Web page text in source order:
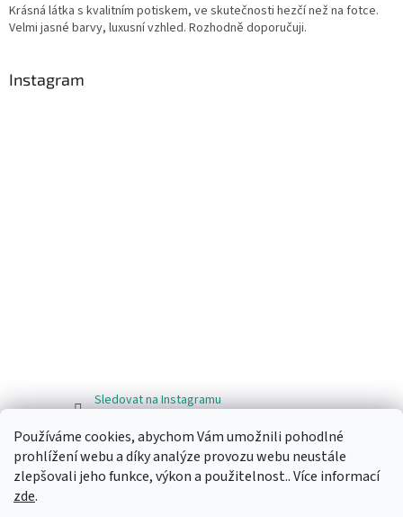
Používáme cookies, abychom Vám umožnili pohodlné
prohlížení webu a díky analýze provozu webu neustále
zlepšovali jeho funkce, výkon a použitelnost.. Více informací
zde.
Krásná látka s kvalitním potiskem, ve skutečnosti hezčí než na fotce.
Velmi jasné barvy, luxusní vzhled. Rozhodně doporučuji.
Instagram
Sledovat na Instagramu
Facebook